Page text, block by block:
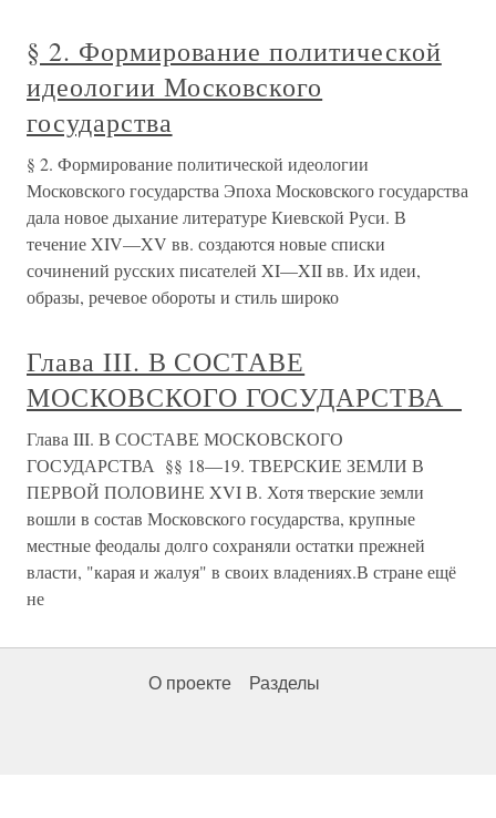
§ 2. Формирование политической
идеологии Московского
государства
§ 2. Формирование политической идеологии
Московского государства Эпоха Московского государства
дала новое дыхание литературе Киевской Руси. В
течение XIV—XV вв. создаются новые списки
сочинений русских писателей XI—XII вв. Их идеи,
образы, речевое обороты и стиль широко
Глава III. В СОСТАВЕ
МОСКОВСКОГО ГОСУДАРСТВА
Глава III. В СОСТАВЕ МОСКОВСКОГО
ГОСУДАРСТВА §§ 18—19. ТВЕРСКИЕ ЗЕМЛИ В
ПЕРВОЙ ПОЛОВИНЕ XVI В. Хотя тверские земли
вошли в состав Московского государства, крупные
местные феодалы долго сохраняли остатки прежней
власти, "карая и жалуя" в своих владениях.В стране ещё
не
О проекте Разделы